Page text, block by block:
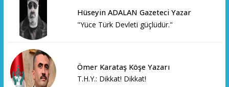
Hüseyin ADALAN Gazeteci Yazar
"Yüce Türk Devleti güçlüdür."
Ömer Karataş Köşe Yazarı
T.H.Y.: Dikkat! Dikkat!